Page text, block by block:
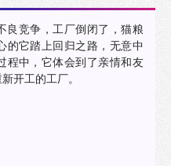
良竞争，工厂倒闭了，猫粮
的它踏上回归之路，无意中
程中，它体会到了亲情和友
开工的工厂。